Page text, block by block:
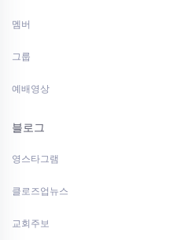
멤버
그룹
예배영상
블로그
영스타그램
클로즈업뉴스
교회주보